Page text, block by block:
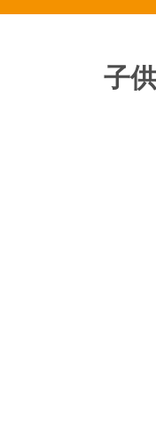
子